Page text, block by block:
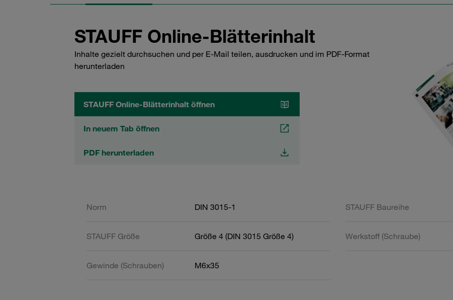
STAUFF Online-Blätterinhalt
Inhalte gezielt durchsuchen und per E-Mail teilen, ausdrucken und im PDF-Format
herunterladen
STAUFF Online-Blätterinhalt öffnen
In neuem Tab öffnen
PDF herunterladen
Norm DIN 3015-1 STAUFF Baureihe
STAUFF Größe Größe 4 (DIN 3015 Größe 4) Werkstoff (Schraube)
Gewinde (Schrauben) M6x35